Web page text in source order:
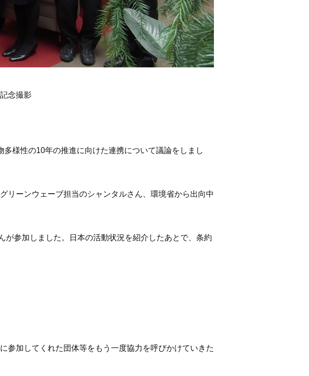
念撮影
様性の10年の推進に向けた連携について議論をしまし
リーンウェーブ担当のシャンタルさん、環境省から出向中
参加しました。日本の活動状況を紹介したあとで、条約
参加してくれた団体等をもう一度協力を呼びかけていきた